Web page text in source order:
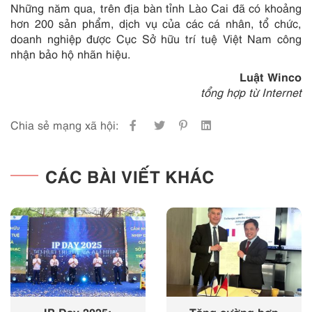
Những năm qua, trên địa bàn tỉnh Lào Cai đã có khoảng
hơn 200 sản phẩm, dịch vụ của các cá nhân, tổ chức,
doanh nghiệp được Cục Sở hữu trí tuệ Việt Nam công
nhận bảo hộ nhãn hiệu.
Luật Winco
tổng hợp từ Internet
Chia sẻ mạng xã hội:
CÁC BÀI VIẾT KHÁC